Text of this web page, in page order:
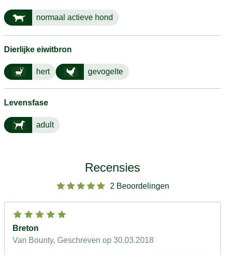
normaal actieve hond
Dierlijke eiwitbron
hert gevogelte
Levensfase
adult
Recensies
2 Beoordelingen
Breton
Van Bounty, Geschreven op 30.03.2018